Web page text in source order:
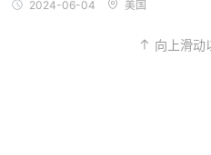
2024-06-04 美国
向上滑动